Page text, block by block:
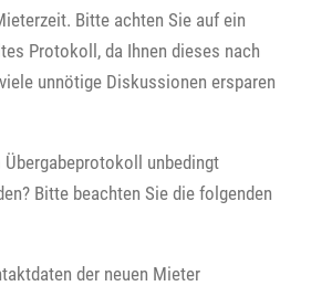
Bitte achten Sie auf ein
Protokoll, da Ihnen dieses nach
unnötige Diskussionen ersparen
unbedingt
Bitte beachten Sie die folgenden
der neuen Mieter